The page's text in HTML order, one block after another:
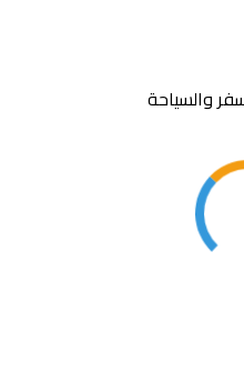
والسياحة